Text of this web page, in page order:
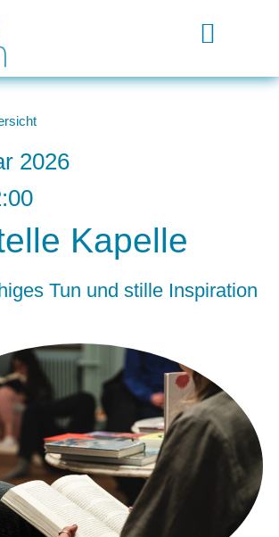
2026
Kapelle
Tun und stille Inspiration